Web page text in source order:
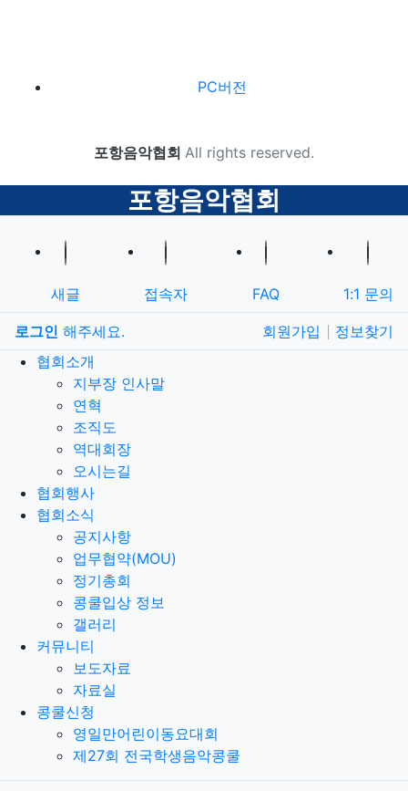
하단 네비 PC버전
카피라이트
포항음악협회 All rights reserved.
포항음악협회
새글 접속자 FAQ 1:1 문의
로그인 해주세요. 회원가입
정보찾기
협회소개
지부장 인사말
연혁
조직도
역대회장
오시는길
협회행사
협회소식
공지사항
업무협약(MOU)
정기총회
콩쿨입상 정보
갤러리
커뮤니티
보도자료
자료실
콩쿨신청
영일만어린이동요대회
제27회 전국학생음악콩쿨